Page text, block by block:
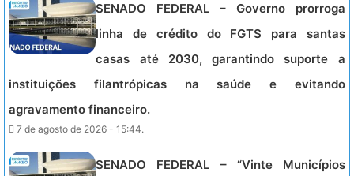
SENADO FEDERAL – Governo prorroga
linha de crédito do FGTS para santas
casas até 2030, garantindo suporte a
instituições filantrópicas na saúde e evitando
agravamento financeiro.
7 de agosto de 2026 - 15:44.
SENADO FEDERAL – “Vinte Municípios